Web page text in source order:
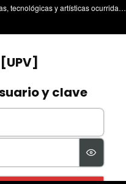
Divulgación de las actividades científicas, tecnológicas y artísticas ocurridas en los tres campus de la UPV